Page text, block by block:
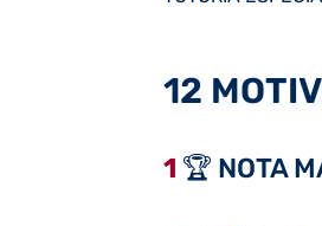
12
1 🏆 NOTA